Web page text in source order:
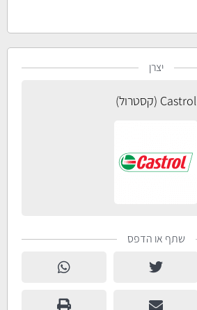
יצרן
Castrol (קסטרול)
שתף או הדפס